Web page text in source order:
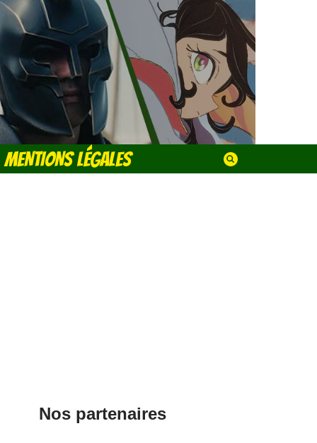
MENTIONS LÉGALES
Nos partenaires